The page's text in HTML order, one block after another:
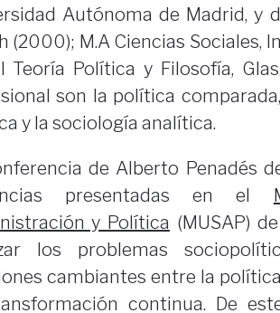
Autónoma de Madrid, y
(2000); M.A Ciencias Sociales,
Teoría Política y Filosofía,
son la política
y la sociología analítica.
de Alberto Penadés
presentadas en el
y Política (MUSAP)
los problemas
cambiantes entre la
continua. De